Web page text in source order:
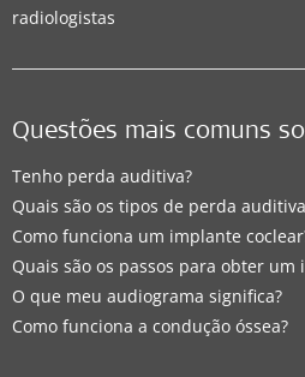
radiologistas
Questões mais comuns
Tenho perda auditiva?
Quais são os tipos de perda
Como funciona um implante
Quais são os passos para obter um
O que meu audiograma significa?
Como funciona a condução óssea?